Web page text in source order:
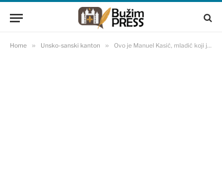
Home » Unsko-sanski kanton » Ovo je Manuel Kasić, mladić koji je danas tragično stradao u nesreći u Bihaću